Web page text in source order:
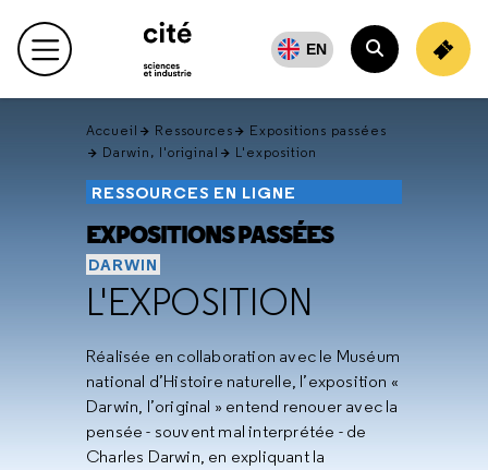
en
haut Menu principal EN
Rechercher
Accueil Ressources
Expositions passées
Darwin, l'original
L'exposition
RESSOURCES EN LIGNE
EXPOSITIONS PASSÉES
DARWIN
L'EXPOSITION
Réalisée en collaboration avec le Muséum
national d’Histoire naturelle, l’exposition «
Darwin, l’original » entend renouer avec la
pensée - souvent mal interprétée - de
Charles Darwin, en expliquant la